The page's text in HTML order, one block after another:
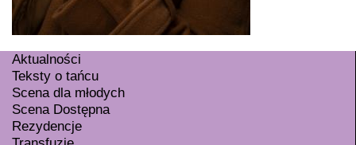
Aktualności
Teksty o tańcu
Scena dla młodych
Scena Dostępna
Rezydencje